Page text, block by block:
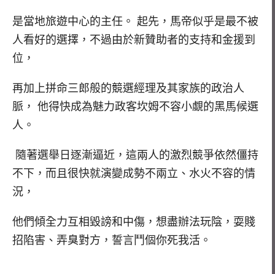
是當地旅遊中心的主任。 起先，馬帝似乎是最不被
人看好的選擇，不過由於新贊助者的支持和金援到
位，
再加上拼命三郎般的競選經理及其家族的政治人
脈， 他得快成為魅力政客坎姆不容小覷的黑馬候選
人。
隨著選舉日逐漸逼近，這兩人的激烈競爭依然僵持
不下，而且很快就演變成勢不兩立、水火不容的情
況，
他們傾全力互相毀謗和中傷，想盡辦法玩陰，耍賤
招陷害、弄臭對方，誓言鬥個你死我活。